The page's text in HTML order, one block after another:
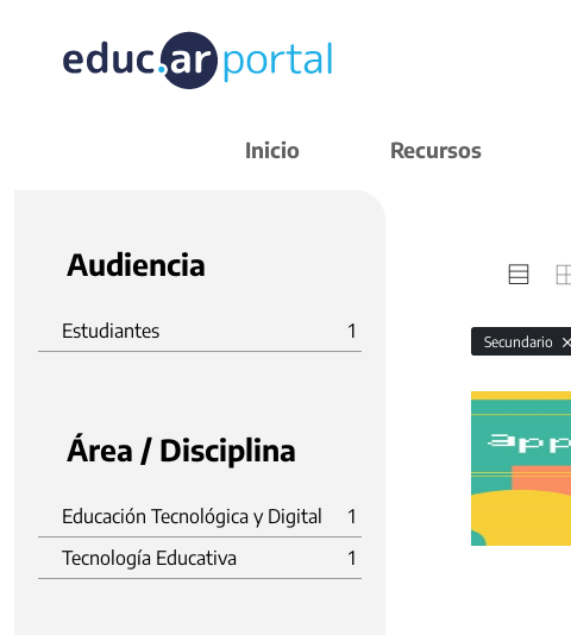
Inicio Recursos
Audiencia
Estudiantes 1
Área / Disciplina
Educación Tecnológica y Digital
1
Tecnología Educativa
1
Secundario